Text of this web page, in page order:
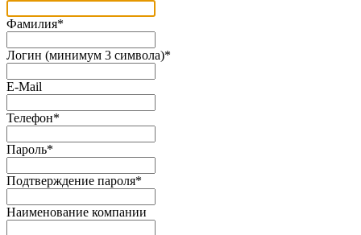
Фамилия*
Логин (минимум 3 символа)*
E-Mail
Телефон*
Пароль*
Подтверждение пароля*
Наименование компании